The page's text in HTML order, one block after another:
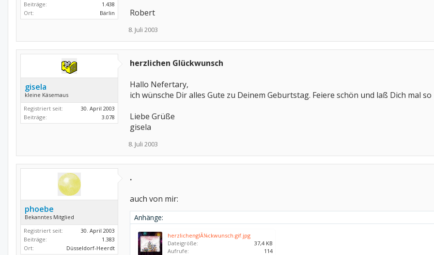
Beiträge:
1.438
Ort:
Bärlin
Robert
8. Juli 2003
gisela
kleine Käsemaus
Registriert seit:
30. April 2003
Beiträge:
3.078
herzlichen Glückwunsch
Hallo Nefertary,
ich wünsche Dir alles Gute zu Deinem Geburtstag. Feiere schön und laß Dich mal
Liebe Grüße
gisela
8. Juli 2003
phoebe
Bekanntes Mitglied
Registriert seit:
30. April 2003
Beiträge:
1.383
Ort:
Düsseldorf-Heerdt
.
auch von mir:
Anhänge:
herzlichenglÃ¼ckwunsch.gif.jpg
Dateigröße:
37,4 KB
Aufrufe:
114